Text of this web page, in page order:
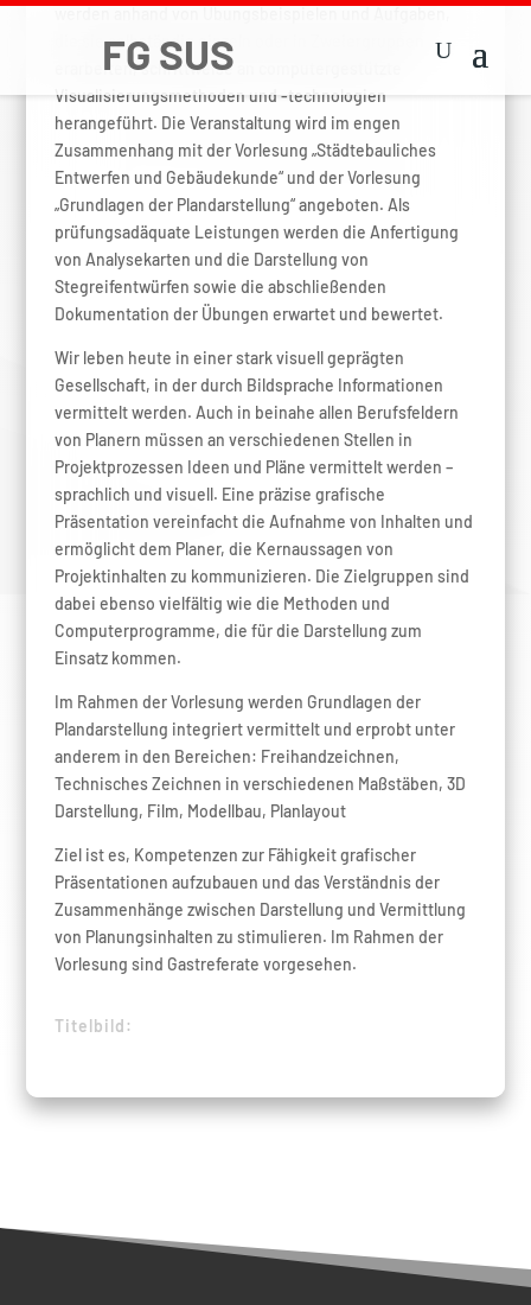
die sie selbständig einzeln oder in Zweiergruppen
erarbeiten, schrittweise an computergestützte
Visualisierungsmethoden und -technologien
herangeführt. Die Veranstaltung wird im engen
Zusammenhang mit der Vorlesung „Städtebauliches
Entwerfen und Gebäudekunde“ und der Vorlesung
„Grundlagen der Plandarstellung“ angeboten. Als
prüfungsadäquate Leistungen werden die Anfertigung
von Analysekarten und die Darstellung von
Stegreifentwürfen sowie die abschließenden
Dokumentation der Übungen erwartet und bewertet.
Wir leben heute in einer stark visuell geprägten
Gesellschaft, in der durch Bildsprache Informationen
vermittelt werden. Auch in beinahe allen Berufsfeldern
von Planern müssen an verschiedenen Stellen in
Projektprozessen Ideen und Pläne vermittelt werden –
sprachlich und visuell. Eine präzise grafische
Präsentation vereinfacht die Aufnahme von Inhalten und
ermöglicht dem Planer, die Kernaussagen von
Projektinhalten zu kommunizieren. Die Zielgruppen sind
dabei ebenso vielfältig wie die Methoden und
Computerprogramme, die für die Darstellung zum
Einsatz kommen.
Im Rahmen der Vorlesung werden Grundlagen der
Plandarstellung integriert vermittelt und erprobt unter
anderem in den Bereichen: Freihandzeichnen,
Technisches Zeichnen in verschiedenen Maßstäben, 3D
Darstellung, Film, Modellbau, Planlayout
Ziel ist es, Kompetenzen zur Fähigkeit grafischer
Präsentationen aufzubauen und das Verständnis der
Zusammenhänge zwischen Darstellung und Vermittlung
von Planungsinhalten zu stimulieren. Im Rahmen der
Vorlesung sind Gastreferate vorgesehen.
Titelbild: